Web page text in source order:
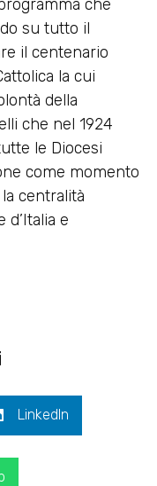
che
su tutto il
il centenario
la cui
della
che nel 1924
le Diocesi
come momento
centralità
d’Italia e
LinkedIn